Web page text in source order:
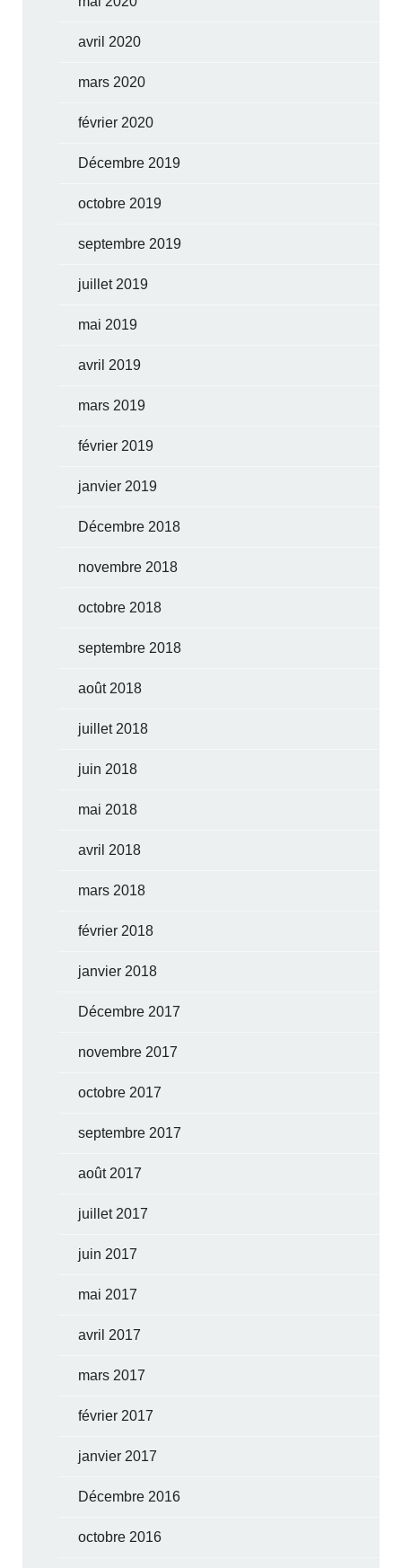
avril 2020
mars 2020
février 2020
Décembre 2019
octobre 2019
septembre 2019
juillet 2019
mai 2019
avril 2019
mars 2019
février 2019
janvier 2019
Décembre 2018
novembre 2018
octobre 2018
septembre 2018
août 2018
juillet 2018
juin 2018
mai 2018
avril 2018
mars 2018
février 2018
janvier 2018
Décembre 2017
novembre 2017
octobre 2017
septembre 2017
août 2017
juillet 2017
juin 2017
mai 2017
avril 2017
mars 2017
février 2017
janvier 2017
Décembre 2016
octobre 2016